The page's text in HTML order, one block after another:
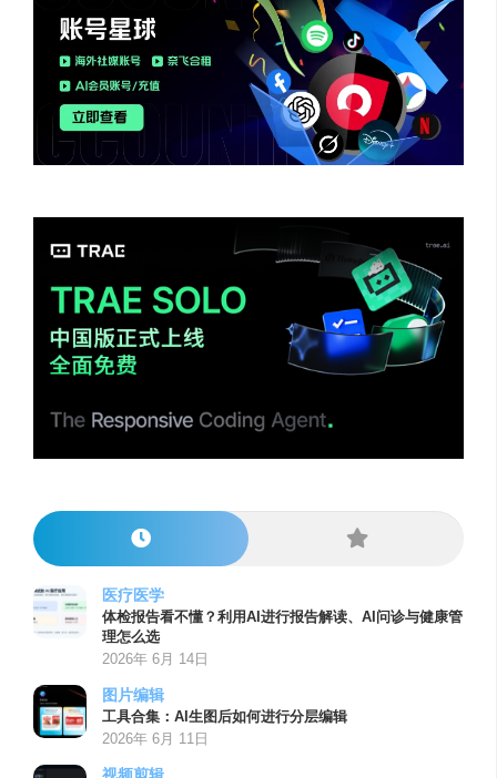
医疗医学
体检报告看不懂？利用AI进行报告解读、AI问诊与健康管
理怎么选
2026年 6月 14日
图片编辑
工具合集：AI生图后如何进行分层编辑
2026年 6月 11日